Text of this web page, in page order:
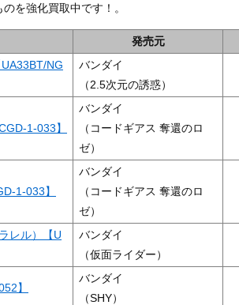
を強化買取中です！。
発売元
NG
バンダイ
（2.5次元の誘惑）
1-033】
バンダイ
（コードギアス 奪還のロ
ゼ）
1-033】
バンダイ
（コードギアス 奪還のロ
ゼ）
レル）【U
バンダイ
（仮面ライダー）
】
バンダイ
（SHY）